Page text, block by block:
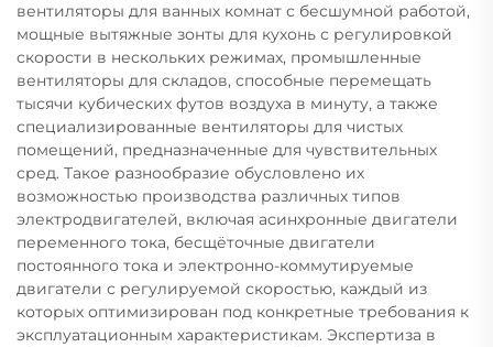
вентиляторы для ванных комнат с бесшумной работой,
мощные вытяжные зонты для кухонь с регулировкой
скорости в нескольких режимах, промышленные
вентиляторы для складов, способные перемещать
тысячи кубических футов воздуха в минуту, а также
специализированные вентиляторы для чистых
помещений, предназначенные для чувствительных
сред. Такое разнообразие обусловлено их
возможностью производства различных типов
электродвигателей, включая асинхронные двигатели
переменного тока, бесщёточные двигатели
постоянного тока и электронно-коммутируемые
двигатели с регулируемой скоростью, каждый из
которых оптимизирован под конкретные требования к
эксплуатационным характеристикам. Экспертиза в